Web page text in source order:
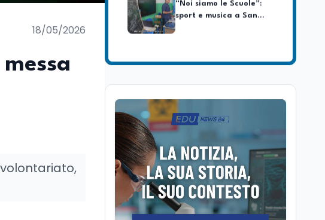
18/05/2026
Miniato, STEM a Lerici
Camere in ferie,
settembre tra legge
elettorale e Rai. La
premier Meloni attesa a
Bari il 4 settembre per
celebrare il governo più
longevo dell’Italia
Cultura7 ago
Ravenna, il settembre
dantesco nel 705°
anniversario della morte